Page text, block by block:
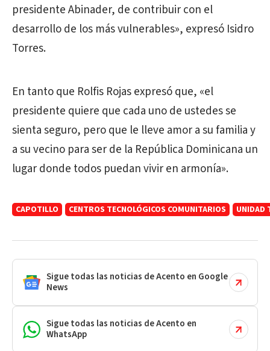
presidente Abinader, de contribuir con el
desarrollo de los más vulnerables», expresó Isidro
Torres.
En tanto que Rolfis Rojas expresó que, «el
presidente quiere que cada uno de ustedes se
sienta seguro, pero que le lleve amor a su familia y
a su vecino para ser de la República Dominicana un
lugar donde todos puedan vivir en armonía».
CAPOTILLO CENTROS TECNOLÓGICOS COMUNITARIOS UNIDAD
Sigue todas las noticias de Acento en Google
News
Sigue todas las noticias de Acento en
WhatsApp